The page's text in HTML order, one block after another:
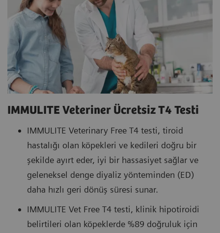
IMMULITE Veteriner Ücretsiz T4 Testi
IMMULITE Veterinary Free T4 testi, tiroid
hastalığı olan köpekleri ve kedileri doğru bir
şekilde ayırt eder, iyi bir hassasiyet sağlar ve
geleneksel denge diyaliz yönteminden (ED)
daha hızlı geri dönüş süresi sunar.
IMMULITE Vet Free T4 testi, klinik hipotiroidi
belirtileri olan köpeklerde %89 doğruluk için